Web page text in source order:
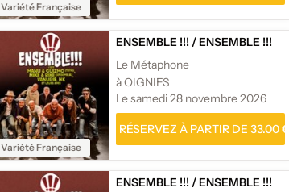
Variété Française
Variété Française
ENSEMBLE !!! /ENSEMBLE !!!
Le Métaphone
à OIGNIES
Le samedi 28 novembre 2026
RÉSERVEZ À PARTIR DE 33.00 €
ENSEMBLE !!! /ENSEMBLE !!!